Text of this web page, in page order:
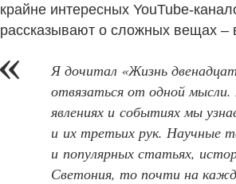
крайне интересных YouTube-
рассказывают о сложных вещах –
Я дочитал «Жизнь
отвязаться от одной
явлениях и событиях мы
и их третьих рук. Научные
и популярных статьях,
Светония, то почти на